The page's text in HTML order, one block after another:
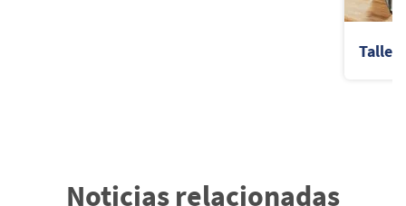
Taller
Noticias relacionadas